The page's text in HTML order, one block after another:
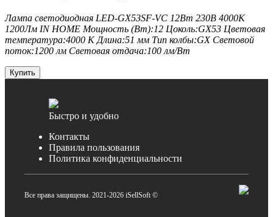
Лампа светодиодная LED-GX53SF-VC 12Вт 230В 4000K
1200Лм IN HOME Мощность (Вт):12 Цоколь:GX53 Цветовая
температура:4000 К Длина:51 мм Тип колбы:GX Световой
поток:1200 лм Световая отдача:100 лм/Вт
Купить
Быстро и удобно
Контакты
Правила пользования
Политика конфиденциальности
Все права защищены. 2021-2026 iSellSoft ©